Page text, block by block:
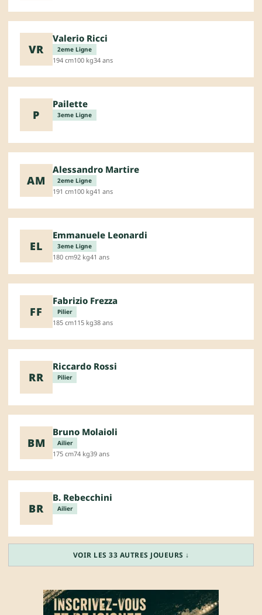
VR
Valerio Ricci
2eme Ligne
194 cm100 kg34 ans
P
Pailette
3eme Ligne
AM
Alessandro Martire
2eme Ligne
191 cm100 kg41 ans
EL
Emmanuele Leonardi
3eme Ligne
180 cm92 kg41 ans
FF
Fabrizio Frezza
Pilier
185 cm115 kg38 ans
RR
Riccardo Rossi
Pilier
BM
Bruno Molaioli
Ailier
175 cm74 kg39 ans
BR
B. Rebecchini
Ailier
VOIR LES 33 AUTRES JOUEURS ↓